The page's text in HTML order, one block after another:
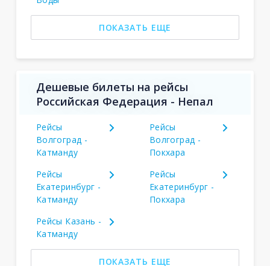
ПОКАЗАТЬ ЕЩЕ
Дешевые билеты на рейсы
Российская Федерация - Непал
Рейсы
Волгоград -
Катманду
Рейсы
Волгоград -
Покхара
Рейсы
Екатеринбург -
Катманду
Рейсы
Екатеринбург -
Покхара
Рейсы Казань -
Катманду
ПОКАЗАТЬ ЕЩЕ